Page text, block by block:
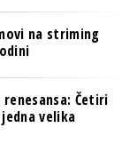
BIZNIS & SPORT
PULS REGIONA
NOVO NA RAFU
na striming
Četiri
velika